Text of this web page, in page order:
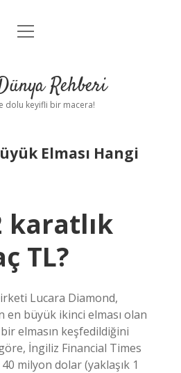
Anasayfa
Uyarı
menüyü
Rehberi
dolu keyifli bir macera!
Elması Hangi
karatlık
TL?
Lucara Diamond,
en büyük ikinci elması olan
elmasın keşfedildiğini
İngiliz Financial Times
milyon dolar (yaklaşık 1